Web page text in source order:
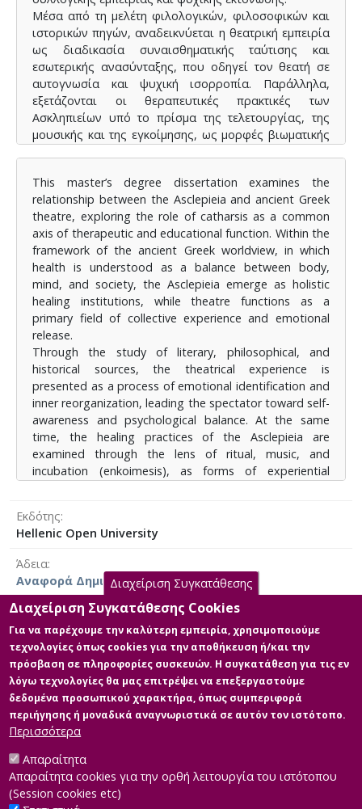
Μέσα από τη μελέτη φιλολογικών, φιλοσοφικών και
ιστορικών πηγών, αναδεικνύεται η θεατρική εμπειρία
ως διαδικασία συναισθηματικής ταύτισης και
εσωτερικής ανασύνταξης, που οδηγεί τον θεατή σε
αυτογνωσία και ψυχική ισορροπία. Παράλληλα,
εξετάζονται οι θεραπευτικές πρακτικές των
Ασκληπιείων υπό το πρίσμα της τελετουργίας, της
μουσικής και της εγκοίμησης, ως μορφές βιωματικής
άξονα της εργασίας, όπως διατυπώθηκε από τον
Αριστοτέλη στην Ποιητική. Η κάθαρση, μέσω του
ελέους και του φόβου, οδηγεί τον θεατή σε ψυχική
εξισορρόπηση και εσωτερική αναγέννηση. Έτσι,
αναδεικνύεται η διαχρονική αξία της τέχνης και του
πολιτισμού ως φορέων ψυχοκοινωνικής φροντίδας
και θεραπευτικής εμπειρίας.
This master’s degree dissertation examines the
relationship between the Asclepieia and ancient Greek
theatre, exploring the role of catharsis as a common
axis of therapeutic and educational function. Within the
framework of the ancient Greek worldview, in which
health is understood as a balance between body,
mind, and society, the Asclepieia emerge as holistic
healing institutions, while theatre functions as a
primary field of collective experience and emotional
release.
Through the study of literary, philosophical, and
historical sources, the theatrical experience is
presented as a process of emotional identification and
inner reorganization, leading the spectator toward self-
awareness and psychological balance. At the same
time, the healing practices of the Asclepieia are
examined through the lens of ritual, music, and
incubation (enkoimesis), as forms of experiential
theoretical axis of the thesis, as formulated by
Aristotle in his Poetics. Through pity (eleos) and fear
equilibrium and inner renewal. In this way, the enduring
value of art and culture as agents of psychosocial care
and therapeutic experience is highlighted.
Εκδότης
Hellenic Open University
Άδεια
Αναφορά Δημιουργού 4.0 Διεθνές
Κύρια Αρχεία Διατριβής
Full text
Περιγραφή:
535269_Καπουλίτσα_Φανή.pdf (pdf)
Διαχείριση Συγκατάθεσης
Διαχείριση Συγκατάθεσης Cookies
Για να παρέχουμε την καλύτερη εμπειρία, χρησιμοποιούμε
τεχνολογίες όπως cookies για την αποθήκευση ή/και την
πρόσβαση σε πληροφορίες συσκευών. Η συγκατάθεση για τις εν
λόγω τεχνολογίες θα μας επιτρέψει να επεξεργαστούμε
δεδομένα προσωπικού χαρακτήρα, όπως συμπεριφορά
περιήγησης ή μοναδικά αναγνωριστικά σε αυτόν τον ιστότοπο.
Περισσότερα
Απαραίτητα
Απαραίτητα cookies για την ορθή λειτουργία του ιστότοπου
(Session cookies etc)